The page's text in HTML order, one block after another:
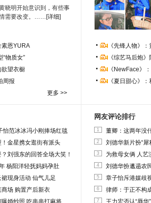
晓明开始意识到，有些事
需要改变。…… [详细]
素恩YURA
“物质女”
欲望衣橱
周报
更多 >>
《先锋人物》
《综艺马后炮
《NewFace》
《夏日甜心》
怡范冰冰冯小刚捧场红毯
金星携女逛街有派头
刘强东的回答全场大笑！
杨阳洋轻抚妈妈孕肚
现身活动 仙气儿足
场 购置产后新衣
婚纱照 吃串串打麻将
网友评论排行
1 董卿：这两年没
2 刘德华新片扮“犀
3 为救母女俩 人艺
4 刘德华扮邋遢农
5 章子怡斥港媒歧
6 律师：于正不构
7 王力宏否认“辱